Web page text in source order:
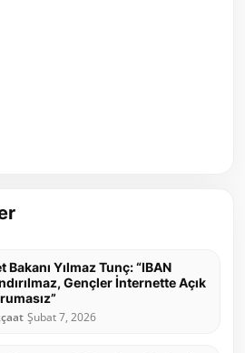
Bakanı Yılmaz Tunç: “IBAN
Gençler İnternette Açık
Şubat 7, 2026